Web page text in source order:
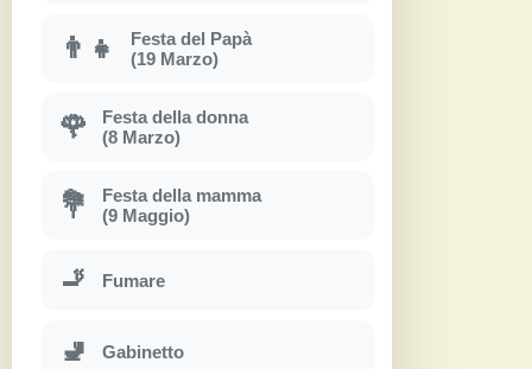
👨‍👧
Festa del Papà
(19 Marzo)
🌹
Festa della donna
(8 Marzo)
💐
Festa della mamma
(9 Maggio)
🚬 Fumare
🚽 Gabinetto